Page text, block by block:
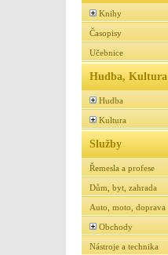
Knihy
Časopisy
Učebnice
Hudba, Kultura
Hudba
Kultura
Služby
Řemesla a profese
Dům, byt, zahrada
Auto, moto, doprava
Obchody
Nástroje a technika